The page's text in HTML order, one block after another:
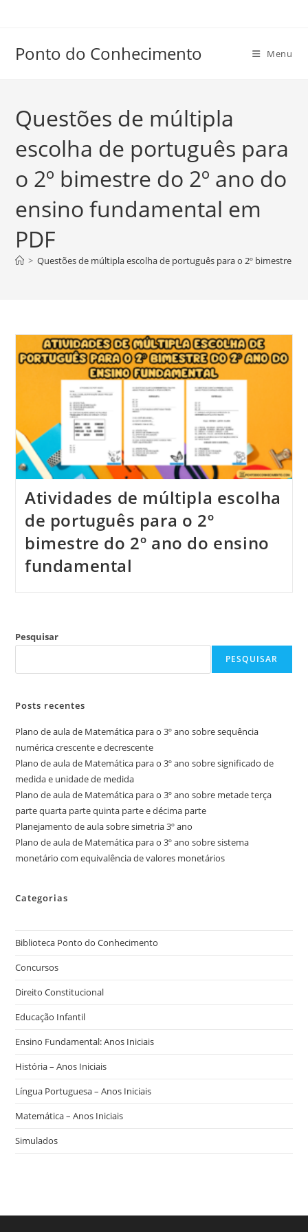
conteúdo
Ponto do Conhecimento Menu
Questões de múltipla
escolha de português para
o 2º bimestre do 2º ano do
ensino fundamental em
PDF
> Questões de múltipla escolha de português para o 2º bimestre
Atividades de múltipla escolha
de português para o 2º
bimestre do 2º ano do ensino
fundamental
Pesquisar
PESQUISAR
Posts recentes
Plano de aula de Matemática para o 3º ano sobre sequência
numérica crescente e decrescente
Plano de aula de Matemática para o 3º ano sobre significado de
medida e unidade de medida
Plano de aula de Matemática para o 3º ano sobre metade terça
parte quarta parte quinta parte e décima parte
Planejamento de aula sobre simetria 3º ano
Plano de aula de Matemática para o 3º ano sobre sistema
monetário com equivalência de valores monetários
Categorias
Biblioteca Ponto do Conhecimento
Concursos
Direito Constitucional
Educação Infantil
Ensino Fundamental: Anos Iniciais
História – Anos Iniciais
Língua Portuguesa – Anos Iniciais
Matemática – Anos Iniciais
Simulados